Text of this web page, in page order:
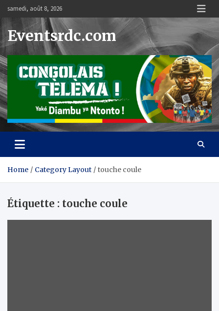
content
samedi, août 8, 2026
Eventsrdc.com
Home Category Layout touche coule
Étiquette : touche coule